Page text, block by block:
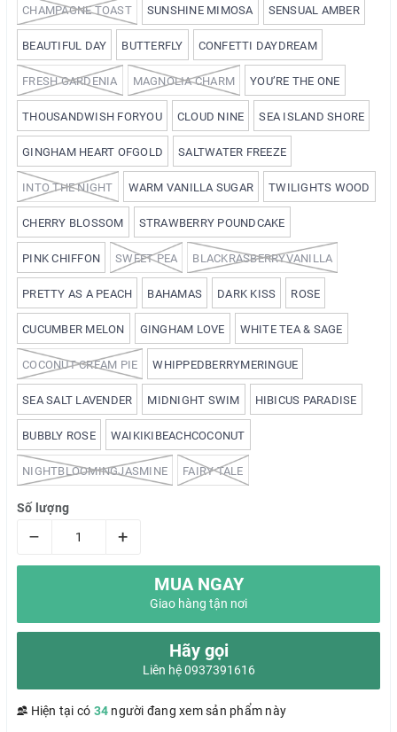
CHAMPAGNE TOAST SUNSHINE MIMOSA SENSUAL AMBER
BEAUTIFUL DAY BUTTERFLY CONFETTI DAYDREAM
FRESH GARDENIA MAGNOLIA CHARM YOU’RE THE ONE
THOUSANDWISH FORYOU CLOUD NINE SEA ISLAND SHORE
GINGHAM HEART OFGOLD SALTWATER FREEZE
INTO THE NIGHT WARM VANILLA SUGAR TWILIGHTS WOOD
CHERRY BLOSSOM STRAWBERRY POUNDCAKE
PINK CHIFFON SWEET PEA BLACKRASBERRYVANILLA
PRETTY AS A PEACH BAHAMAS DARK KISS ROSE
CUCUMBER MELON GINGHAM LOVE WHITE TEA & SAGE
COCONUT CREAM PIE WHIPPEDBERRYMERINGUE
SEA SALT LAVENDER MIDNIGHT SWIM HIBICUS PARADISE
BUBBLY ROSE WAIKIKIBEACHCOCONUT
NIGHTBLOOMINGJASMINE FAIRY TALE
Số lượng
– +
MUA NGAY
Giao hàng tận nơi
Hãy gọi
Liên hệ 0937391616
Hiện tại có 34 người đang xem sản phẩm này